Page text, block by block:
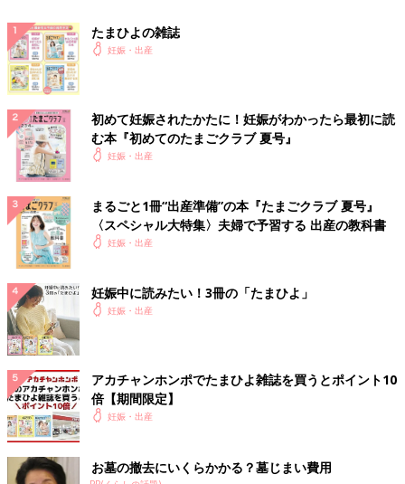
たまひよの雑誌
妊娠・出産
初めて妊娠されたかたに！妊娠がわかったら最初に読
む本『初めてのたまごクラブ 夏号』
妊娠・出産
まるごと1冊“出産準備”の本『たまごクラブ 夏号』
〈スペシャル大特集〉夫婦で予習する 出産の教科書
妊娠・出産
妊娠中に読みたい！3冊の「たまひよ」
妊娠・出産
アカチャンホンポでたまひよ雑誌を買うとポイント10
倍【期間限定】
妊娠・出産
お墓の撤去にいくらかかる？墓じまい費用